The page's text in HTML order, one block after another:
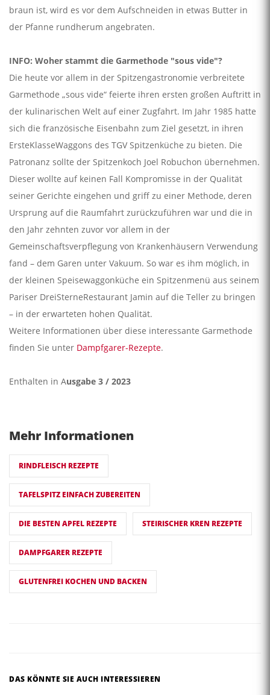
braun ist, wird es vor dem Aufschneiden in etwas Butter in
der Pfanne rundherum angebraten.
INFO: Woher stammt die Garmethode "sous vide"?
Die heute vor allem in der Spitzengastronomie verbreitete
Garmethode „sous vide“ feierte ihren ersten großen Auftritt in
der kulinarischen Welt auf einer Zugfahrt. Im Jahr 1985 hatte
sich die französische Eisenbahn zum Ziel gesetzt, in ihren
Erste­Klasse­Waggons des TGV Spitzenküche zu bieten. Die
Patronanz sollte der Spitzenkoch Joel Robuchon übernehmen.
Dieser wollte auf keinen Fall Kompromisse in der Qualität
seiner Gerichte eingehen und griff zu einer Methode, deren
Ursprung auf die Raumfahrt zurückzuführen war und die in
den Jahr­ zehnten zuvor vor allem in der
Gemeinschaftsverpflegung von Krankenhäusern Verwendung
fand – dem Garen unter Vakuum. So war es ihm möglich, in
der kleinen Speisewaggonküche ein Spitzenmenü aus seinem
Pariser Drei­Sterne­Restaurant Jamin auf die Teller zu bringen
– in der erwarteten hohen Qualität.
Weitere Informationen über diese interessante Garmethode
finden Sie unter Dampfgarer-Rezepte.
Enthalten in Ausgabe 3 / 2023
Mehr Informationen
RINDFLEISCH REZEPTE
TAFELSPITZ EINFACH ZUBEREITEN
DIE BESTEN APFEL REZEPTE STEIRISCHER KREN REZEPTE
DAMPFGARER REZEPTE
GLUTENFREI KOCHEN UND BACKEN
DAS KÖNNTE SIE AUCH INTERESSIEREN